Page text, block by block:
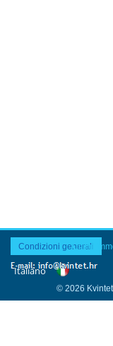
Condizioni generali
Ultimi
© 2026